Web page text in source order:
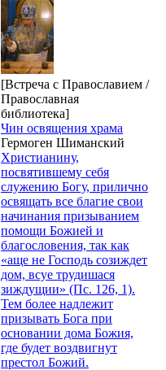
[Встреча с Православием /
Православная
библиотека]
Чин освящения храма
Гермоген Шиманский
Христианину,
посвятившему себя
служению Богу, прилично
освящать все благие свои
начинания призыванием
помощи Божией и
благословения, так как
«аще не Господь созиждет
дом, всуе трудишася
зиждущии» (Пс. 126, 1).
Тем более надлежит
призывать Бога при
основании дома Божия,
где будет воздвигнут
престол Божий.